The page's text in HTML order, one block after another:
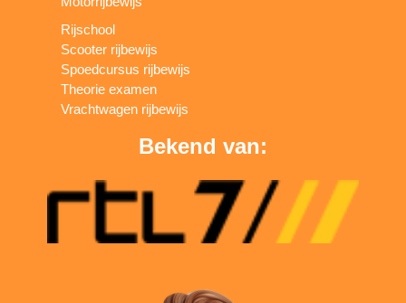
Rijschool
Scooter rijbewijs
Spoedcursus rijbewijs
Theorie examen
Vrachtwagen rijbewijs
Bekend van: